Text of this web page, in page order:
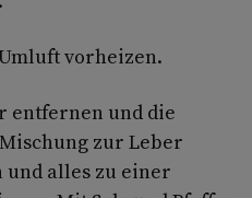
vorheizen.
entfernen und die
zur Leber
und alles zu einer